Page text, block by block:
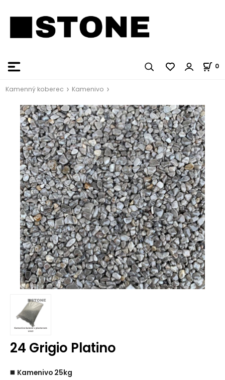
0
Kamenný koberec Kamenivo
24 Grigio Platino
◼️ Kamenivo 25kg